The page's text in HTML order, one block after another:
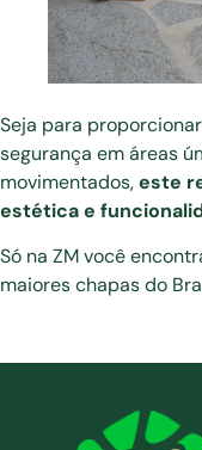
Seja para
segurança em áreas
movimentados,este
estética e
Só na ZM você
maiores chapas do